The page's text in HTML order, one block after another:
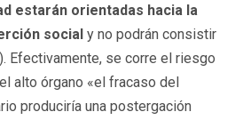
estarán orientadas hacia la
social y no podrán consistir
Efectivamente, se corre el riesgo
alto órgano «el fracaso del
produciría una postergación